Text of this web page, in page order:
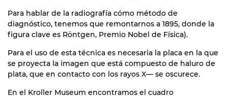
Para hablar de la radiografía cómo método de
diagnóstico, tenemos que remontarnos a 1895, donde la
figura clave es Röntgen, Premio Nobel de Física).
Para el uso de esta técnica es necesaria la placa en la que
se proyecta la imagen que está compuesto de haluro de
plata, que en contacto con los rayos X— se oscurece.
En el Kroller Museum encontramos el cuadro